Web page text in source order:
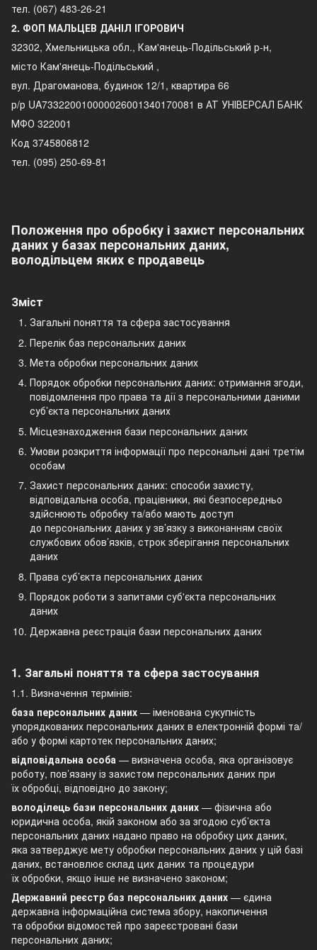
тел. (067) 483-26-21
2. ФОП МАЛЬЦЕВ ДАНІЛ ІГОРОВИЧ
32302, Хмельницька обл., Кам'янець-Подільський р-н,
місто Кам'янець-Подільський ,
вул. Драгоманова, будинок 12/1, квартира 66
р/р UA733220010000026001340170081 в АТ УНІВЕРСАЛ БАНК
МФО 322001
Код 3745806812
тел. (095) 250-69-81
Положення про обробку і захист персональних
даних у базах персональних даних,
володільцем яких є продавець
Зміст
Загальні поняття та сфера застосування
Перелік баз персональних даних
Мета обробки персональних даних
Порядок обробки персональних даних: отримання згоди,
повідомлення про права та дії з персональними даними
суб’єкта персональних даних
Місцезнаходження бази персональних даних
Умови розкриття інформації про персональні дані третім
особам
Захист персональних даних: способи захисту,
відповідальна особа, працівники, які безпосередньо
здійснюють обробку та/або мають доступ
до персональних даних у зв’язку з виконанням своїх
службових обов’язків, строк зберігання персональних
даних
Права суб’єкта персональних даних
Порядок роботи з запитами суб'єкта персональних
даних
Державна реєстрація бази персональних даних
1. Загальні поняття та сфера застосування
1.1. Визначення термінів:
база персональних даних — іменована сукупність
упорядкованих персональних даних в електронній формі та/
або у формі картотек персональних даних;
відповідальна особа — визначена особа, яка організовує
роботу, пов’язану із захистом персональних даних при
їх обробці, відповідно до закону;
володілець бази персональних даних — фізична або
юридична особа, якій законом або за згодою суб’єкта
персональних даних надано право на обробку цих даних,
яка затверджує мету обробки персональних даних у цій базі
даних, встановлює склад цих даних та процедури
їх обробки, якщо інше не визначено законом;
Державний реєстр баз персональних даних — єдина
державна інформаційна система збору, накопичення
та обробки відомостей про зареєстровані бази
персональних даних;